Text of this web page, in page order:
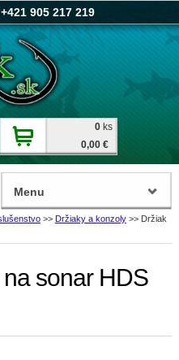
+421 905 217 219
0 ks
0,00 €
>> Držiaky a konzoly >> Držiak
sonar HDS
Menu